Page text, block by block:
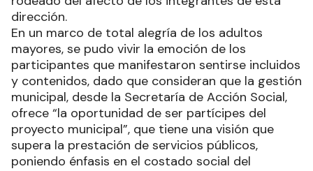
dirección.
En un marco de total alegría de los adultos
mayores, se pudo vivir la emoción de los
participantes que manifestaron sentirse incluidos
y contenidos, dado que consideran que la gestión
municipal, desde la Secretaría de Acción Social,
ofrece “la oportunidad de ser partícipes del
proyecto municipal”, que tiene una visión que
supera la prestación de servicios públicos,
poniendo énfasis en el costado social del